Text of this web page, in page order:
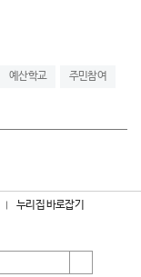
예산학교 주민참여
누리집 바로잡기